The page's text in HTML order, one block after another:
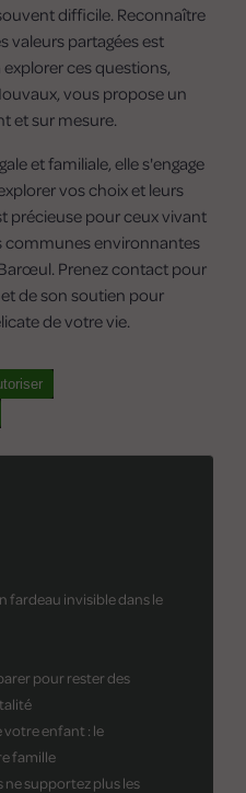
difficile. Reconnaître
valeurs partagées est
ces questions,
vous propose un
et sur mesure.
et familiale, elle s'engage
vos choix et leurs
précieuse pour ceux vivant
communes environnantes
Prenez contact pour
de son soutien pour
de votre vie.
fardeau invisible dans le
pour rester des
votre enfant : le
famille
supportez plus les